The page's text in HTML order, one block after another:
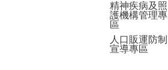
精神疾病及照
護機構管理專
區
人口販運防制
宣導專區